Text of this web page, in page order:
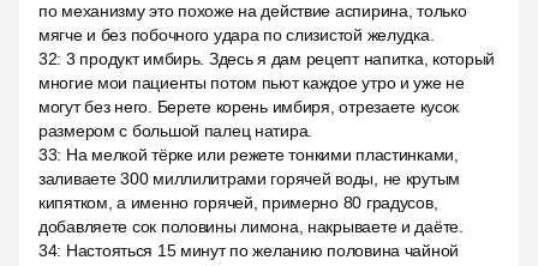
по механизму это похоже на действие аспирина, только
мягче и без побочного удара по слизистой желудка.
32: 3 продукт имбирь. Здесь я дам рецепт напитка, который
многие мои пациенты потом пьют каждое утро и уже не
могут без него. Берете корень имбиря, отрезаете кусок
размером с большой палец натира.
33: На мелкой тёрке или режете тонкими пластинками,
заливаете 300 миллилитрами горячей воды, не крутым
кипятком, а именно горячей, примерно 80 градусов,
добавляете сок половины лимона, накрываете и даёте.
34: Настояться 15 минут по желанию половина чайной